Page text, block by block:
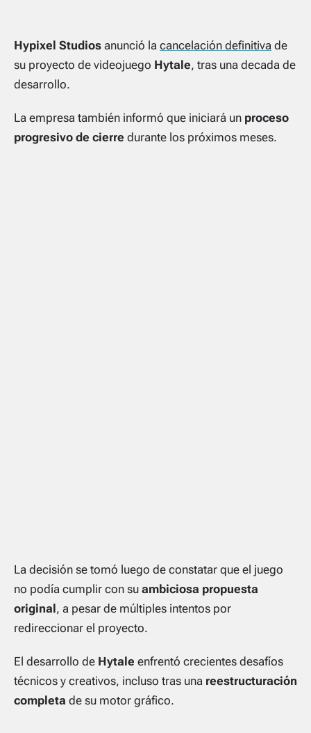
Hypixel Studios anunció la cancelación definitiva de
su proyecto de videojuego Hytale, tras una decada de
desarrollo.
La empresa también informó que iniciará un proceso
progresivo de cierre durante los próximos meses.
La decisión se tomó luego de constatar que el juego
no podía cumplir con su ambiciosa propuesta
original, a pesar de múltiples intentos por
redireccionar el proyecto.
El desarrollo de Hytale enfrentó crecientes desafíos
técnicos y creativos, incluso tras una reestructuración
completa de su motor gráfico.